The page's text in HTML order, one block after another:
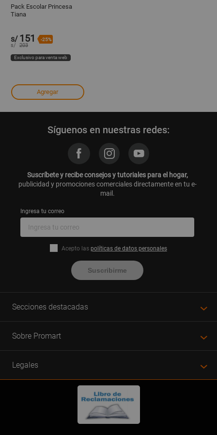
Pack Escolar Princesa
Tiana
s/ 151 -25%
s/ 203
Exclusivo para venta web
Agregar
Síguenos en nuestras redes:
Suscríbete y recibe consejos y tutoriales para el hogar,
publicidad y promociones comerciales directamente en tu e-
mail.
Ingresa tu correo
Acepto las políticas de datos personales
Suscribirme
Secciones destacadas
Sobre Promart
Legales